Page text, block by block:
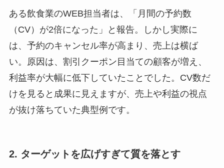
ある飲食業のWEB担当者は、「月間の予約数
（CV）が2倍になった」と報告。しかし実際に
は、予約のキャンセル率が高まり、売上は横ば
い。原因は、割引クーポン目当ての顧客が増え、
利益率が大幅に低下していたことでした。CV数だ
けを見ると成果に見えますが、売上や利益の視点
が抜け落ちていた典型例です。
2. ターゲットを広げすぎて質を落とす